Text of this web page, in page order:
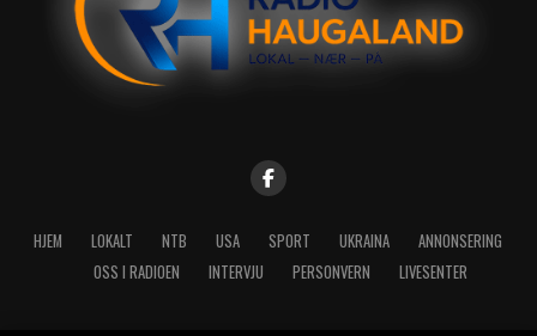
HJEM LOKALT NTB USA SPORT UKRAINA
ANNONSERING
OSS I RADIOEN
INTERVJU PERSONVERN LIVESENTER